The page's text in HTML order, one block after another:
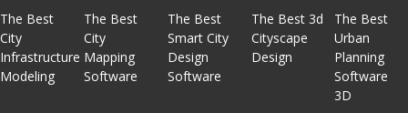
The Best
City
Infrastructure
Modeling
The Best
City
Mapping
Software
The Best
Smart City
Design
Software
The Best 3d
Cityscape
Design
The Best
Urban
Planning
Software
3D